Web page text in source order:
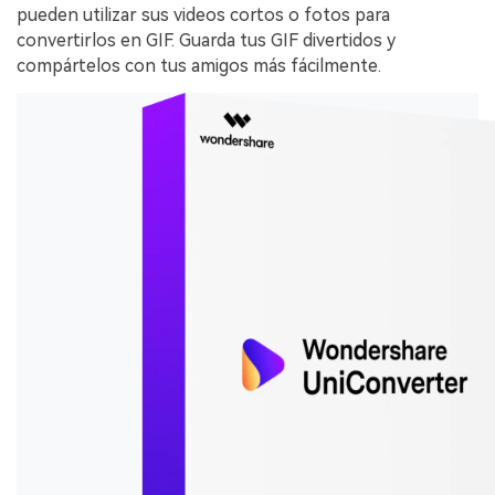
pueden utilizar sus videos cortos o fotos para
convertirlos en GIF. Guarda tus GIF divertidos y
compártelos con tus amigos más fácilmente.